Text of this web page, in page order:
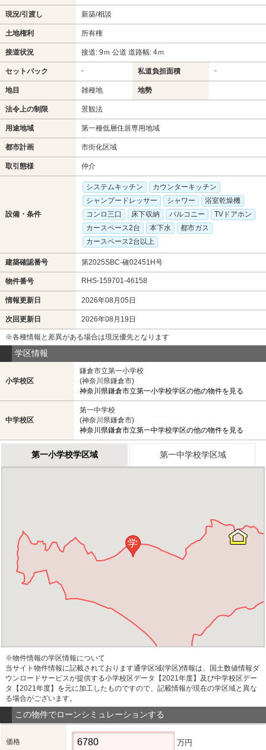
現況/引渡し 新築/相談
土地権利 所有権
接道状況 接道: 9ｍ 公道 道路幅: 4ｍ
セットバック - 私道負担面積 -
地目 雑種地 地勢
法令上の制限 景観法
用途地域 第一種低層住居専用地域
都市計画 市街化区域
取引態様 仲介
設備・条件
システムキッチン
カウンターキッチン
シャンプードレッサー
シャワー
浴室乾燥機
コンロ三口
床下収納 バルコニー
TVドアホン
カースペース2台
本下水
都市ガス
カースペース2台以上
建築確認番号 第2025SBC-確02451H号
物件番号 RHS-159701-46158
情報更新日 2026年08月05日
次回更新日 2026年08月19日
※各種情報と差異がある場合は現況優先となります
学区情報
小学校区
鎌倉市立第一小学校
(神奈川県鎌倉市)
神奈川県鎌倉市立第一小学校学区の他の物件を見る
中学校区
第一中学校
(神奈川県鎌倉市)
神奈川県鎌倉市立第一中学校学区の他の物件を見る
第一小学校学区域 第一中学校学区域
学
※物件情報の学区情報について
当サイト物件情報に記載されております通学区域(学区)情報は、国土数値情報ダ
ウンロードサービスが提供する小学校区データ【2021年度】及び中学校区デー
タ【2021年度】を元に加工したものですので、記載情報が現在の学区域と異な
る場合がございます。
この物件でローンシミュレーションする
価格 万円